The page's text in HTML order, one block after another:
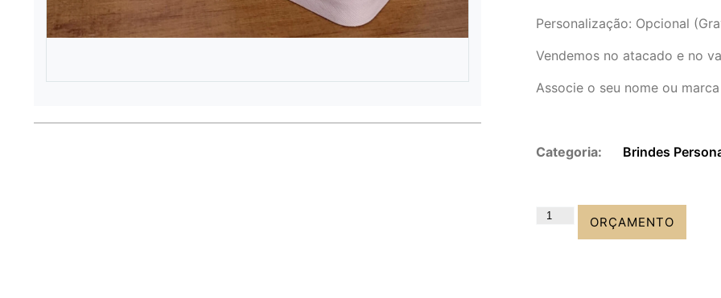
Personalização: Opcional
Vendemos no atacado e no
Associe o seu nome ou
Categoria: Brindes
ORÇAMENTO